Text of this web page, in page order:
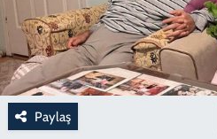
Paylaş